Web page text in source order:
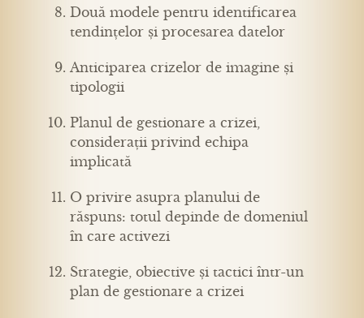
Două modele pentru identificarea
tendințelor și procesarea datelor
Anticiparea crizelor de imagine și
tipologii
Planul de gestionare a crizei,
considerații privind echipa
implicată
O privire asupra planului de
răspuns: totul depinde de domeniul
în care activezi
Strategie, obiective și tactici într-un
plan de gestionare a crizei